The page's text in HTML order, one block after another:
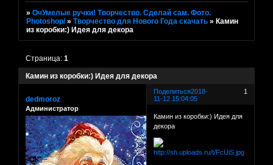
»ОчУмелые ручки! Творчество. Сделай сам. Фото.
Photoshop/ »Творчество для Нового Года скачать » Камин
из коробки:) Идея для декора
Камин из коробки:) Идея для декора
Страница:1
Поделиться 1
2018-
11-12 15:04:05
dedmoroz
Администратор
Камин из коробки:) Идея для
декора